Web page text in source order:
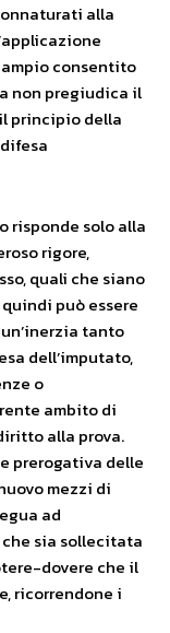
alla
consentito
non pregiudica il
principio della
risponde solo alla
rigore,
quali che siano
può essere
tanto
dell’imputato,
o
ambito di
alla prova.
prerogativa delle
mezzi di
ad
sia sollecitata
dovere che il
ricorrendone i